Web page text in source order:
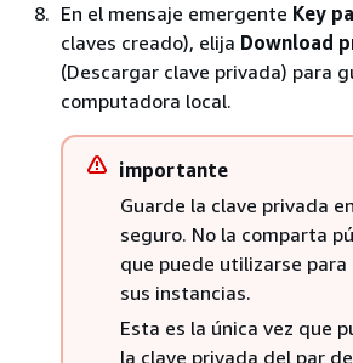
En el mensaje emergente Key
claves creado), elija Download
(Descargar clave privada) para
computadora local.
importante
Guarde la clave privada
seguro. No la comparta
que puede utilizarse para
sus instancias.
Esta es la única vez que
la clave privada del par